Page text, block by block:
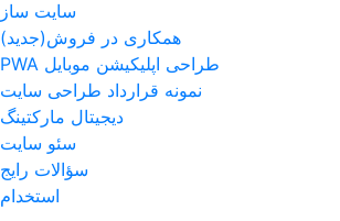
همکاری در فروش(جدید)
طراحی اپلیکیشن موبایل PWA
نمونه قرارداد طراحی سایت
دیجیتال مارکتینگ
سؤالات رایج